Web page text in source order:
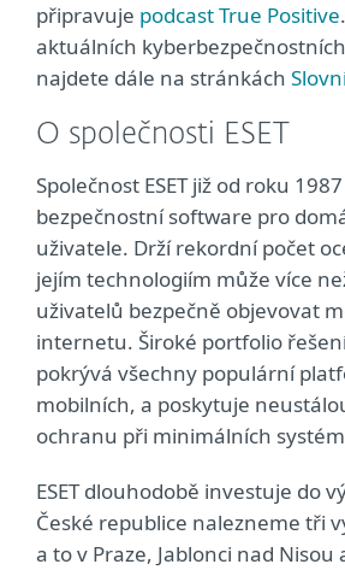
připravuje podcast True Positive
aktuálních
najdete dále na stránkách
O společnosti ESET
Společnost ESET již od roku
bezpečnostní software pro
uživatele. Drží rekordní počet
jejím technologiím může více
uživatelů bezpečně objevovat
internetu. Široké portfolio řešení
pokrývá všechny populární
mobilních, a poskytuje
ochranu při minimálních
ESET dlouhodobě investuje do
České republice nalezneme tři
a to v Praze, Jablonci nad Nisou